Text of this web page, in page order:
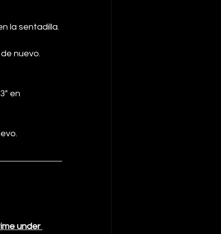
la sentadilla.
nuevo.
en
under